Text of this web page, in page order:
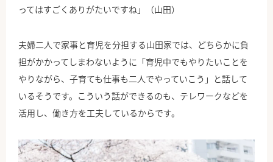
ってはすごくありがたいですね」（山田）
夫婦二人で家事と育児を分担する山田家では、どちらかに負
担がかかってしまわないように「育児中でもやりたいことを
やりながら、子育ても仕事も二人でやっていこう」と話して
いるそうです。こういう話ができるのも、テレワークなどを
活用し、働き方を工夫しているからです。